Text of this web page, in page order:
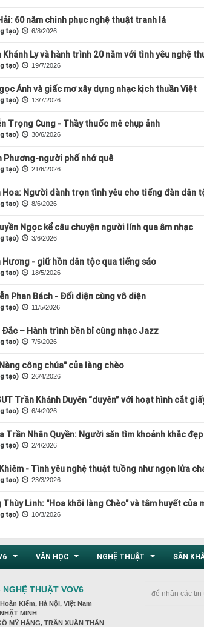
60 năm chinh phục nghệ thuật tranh lá
tạo) 6/8/2026
Khánh Ly và hành trình 20 năm với tình yêu nghệ
tạo) 19/7/2026
Ánh và giấc mơ xây dựng nhạc kịch thuần Việt
tạo) 13/7/2026
Trọng Cung - Thầy thuốc mê chụp ảnh
tạo) 30/6/2026
Phương-người phố nhớ quê
tạo) 21/6/2026
Hoa: Người dành trọn tình yêu cho tiếng đàn dân
tạo) 8/6/2026
Ngọc kể câu chuyện người lính qua âm nhạc
tạo) 3/6/2026
Hương - giữ hồn dân tộc qua tiếng sáo
tạo) 18/5/2026
Phan Bách - Đối diện cùng vô diện
tạo) 11/5/2026
Đắc – Hành trình bền bỉ cùng nhạc Jazz
tạo) 7/5/2026
công chúa" của làng chèo
tạo) 26/4/2026
Trần Khánh Duyên “duyên” với hoạt hình cắt
tạo) 6/4/2026
Trần Nhân Quyền: Người săn tìm khoảnh khắc
tạo) 2/4/2026
- Tình yêu nghệ thuật tuồng như ngọn lửa
tạo) 23/3/2026
Thùy Linh: "Hoa khôi làng Chèo" và tâm huyết của
tạo) 10/3/2026
VĂN HỌC NGHỆ THUẬT SÂN
THUẬT VOV6
Kiếm, Hà Nội, Việt Nam
MINH
MỸ HẰNG, TRẦN XUÂN THÂN
để nhận các